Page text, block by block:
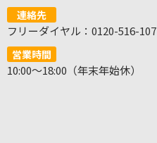
連絡先
フリーダイヤル：0120-516-107
営業時間
10:00～18:00（年末年始休）